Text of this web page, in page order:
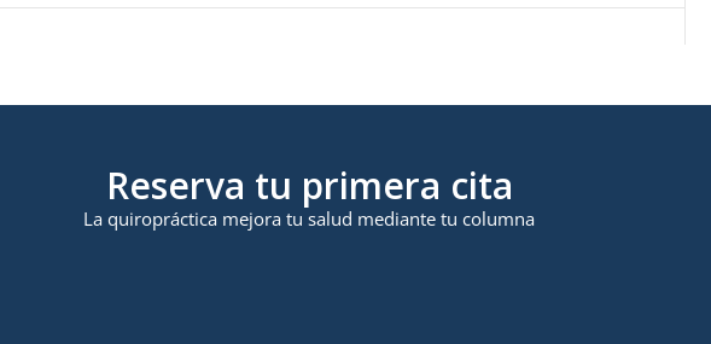
Reserva tu primera cita
La quiropráctica mejora tu salud mediante tu columna